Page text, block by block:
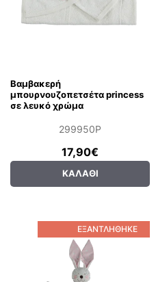
Βαμβακερή
μπουρνουζοπετσέτα princess
σε λευκό χρώμα
299950P
17,90€
ΚΑΛΆΘΙ
ΕΞΑΝΤΛΉΘΗΚΕ